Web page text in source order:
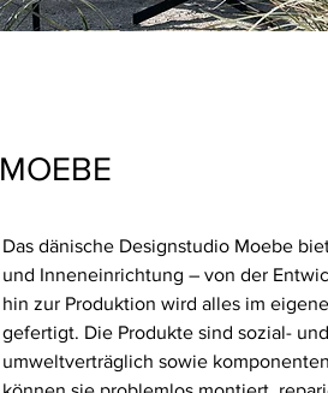
MOEBE
Das dänische Designstudio Moebe
und Inneneinrichtung – von der
hin zur Produktion wird alles im
gefertigt. Die Produkte sind sozial- und
umweltverträglich sowie